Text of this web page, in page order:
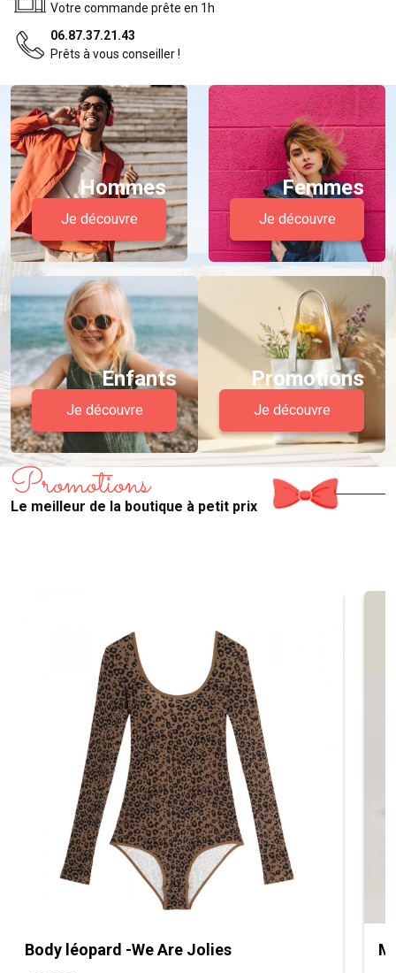
Votre commande prête en 1h
06.87.37.21.43
Prêts à vous conseiller !
Hommes
Je découvre
Femmes
Je découvre
Enfants
Je découvre
Promotions
Je découvre
Promotions
Le meilleur de la boutique à petit prix
Body léopard -We Are Jolies